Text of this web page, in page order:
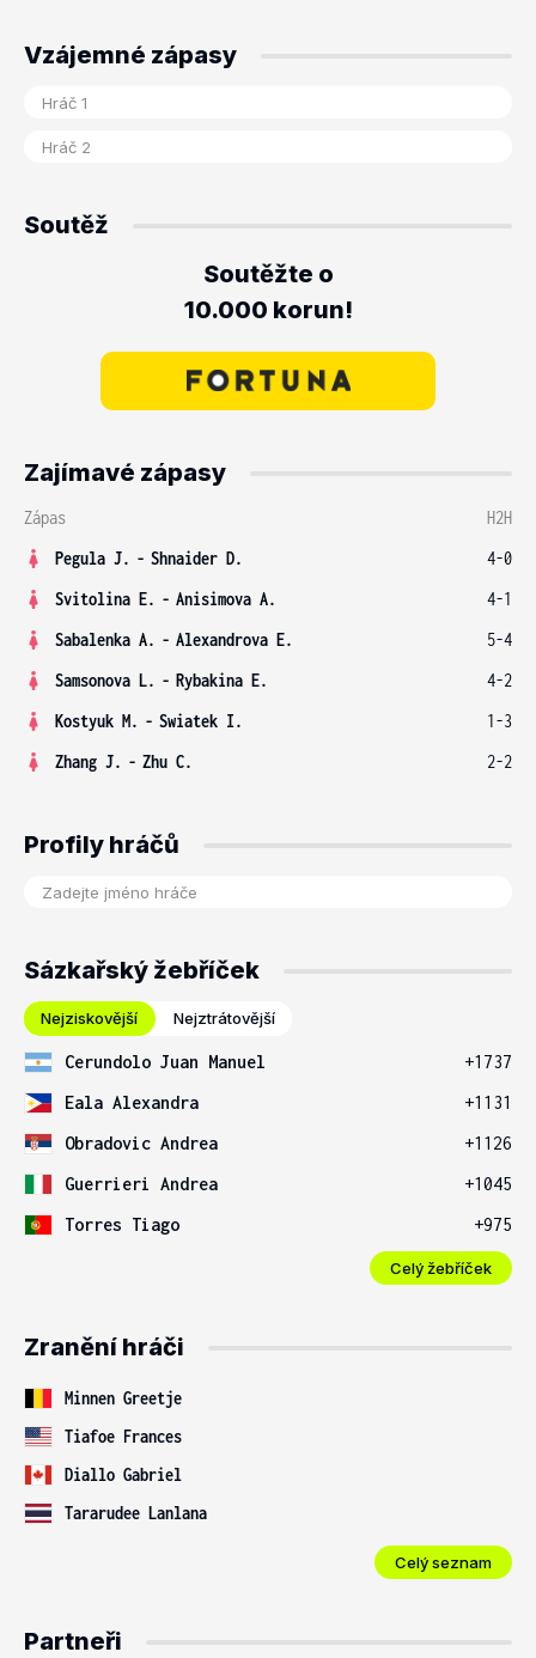
Vzájemné zápasy
Soutěž
Soutěžte o
10.000 korun!
Zajímavé zápasy
Zápas
H2H
Pegula J. - Shnaider D.
4-0
Svitolina E. - Anisimova A.
4-1
Sabalenka A. - Alexandrova E.
5-4
Samsonova L. - Rybakina E.
4-2
Kostyuk M. - Swiatek I.
1-3
Zhang J. - Zhu C. 2-2
Profily hráčů
Sázkařský žebříček
Nejziskovější Nejztrátovější
Cerundolo Juan Manuel
+1737
Eala Alexandra
+1131
Obradovic Andrea
+1126
Guerrieri Andrea
+1045
Torres Tiago
+975
Celý žebříček
Zranění hráči
Minnen Greetje
Tiafoe Frances
Diallo Gabriel
Tararudee Lanlana
Celý seznam
Partneři